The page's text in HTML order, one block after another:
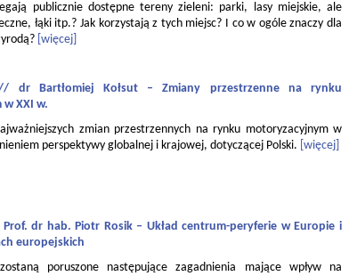
publicznie dostępne tereny zieleni: parki, lasy miejskie, ale
łąki itp.? Jak korzystają z tych miejsc? I co w ogóle znaczy dla
[więcej]
dr Bartłomiej Kołsut – Zmiany przestrzenne na rynku
XXI w.
zmian przestrzennych na rynku motoryzacyjnym w
perspektywy globalnej i krajowej, dotyczącej Polski. [więcej]
dr hab. Piotr Rosik – Układ centrum-peryferie w Europie i
europejskich
poruszone następujące zagadnienia mające wpływ na